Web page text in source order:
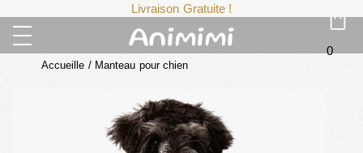
Livraison Gratuite !
0
Accueille / Manteau pour chien